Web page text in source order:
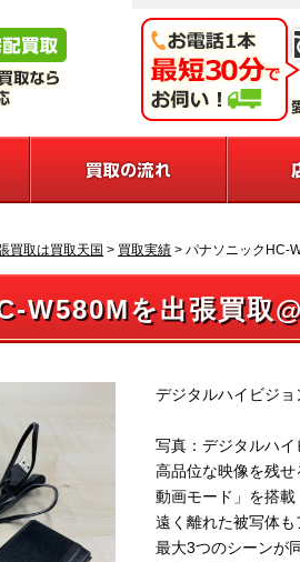
買取は買取天国 > 買取実績 > パナソニックHC-
W580Mを出張買取
デジタルハイビジ
写真：デジタルハ
高品位な映像を残
動画モード」を搭載
遠く離れた被写体
最大3つのシーンが